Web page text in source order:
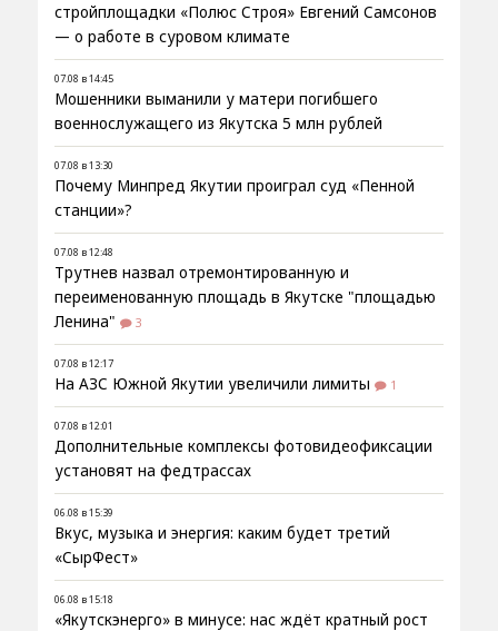
стройплощадки «Полюс Строя» Евгений Самсонов
— о работе в суровом климате
07.08 в 14:45
Мошенники выманили у матери погибшего
военнослужащего из Якутска 5 млн рублей
07.08 в 13:30
Почему Минпред Якутии проиграл суд «Пенной
станции»?
07.08 в 12:48
Трутнев назвал отремонтированную и
переименованную площадь в Якутске "площадью
Ленина"
3
07.08 в 12:17
На АЗС Южной Якутии увеличили лимиты 1
07.08 в 12:01
Дополнительные комплексы фотовидеофиксации
установят на федтрассах
06.08 в 15:39
Вкус, музыка и энергия: каким будет третий
«СырФест»
06.08 в 15:18
«Якутскэнерго» в минусе: нас ждёт кратный рост